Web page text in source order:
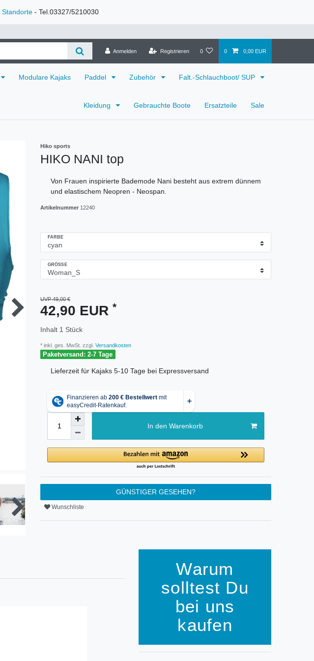
Standorte - Tel.03327/5210030
Anmelden
Registrieren 0 0 0,00 EUR
Modulare Kajaks Paddel Zubehör Falt.-Schlauchboot/ SUP
Kleidung Gebrauchte Boote Ersatzteile Sale
Hiko sports
HIKO NANI top
Von Frauen inspirierte Bademode Nani besteht aus extrem dünnem
und elastischem Neopren - Neospan.
Artikelnummer 12240
FARBE
GRÖSSE
UVP 49,00 €
42,90 EUR *
Inhalt 1 Stück
* inkl. ges. MwSt. zzgl. Versandkosten
Paketversand: 2-7 Tage
Lieferzeit für Kajaks 5-10 Tage bei Expressversand
In den Warenkorb
GÜNSTIGER GESEHEN?
Wunschliste
Warum
solltest Du
bei uns
kaufen